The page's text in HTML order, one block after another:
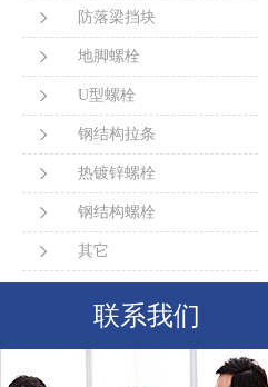
防落梁挡块
地脚螺栓
U型螺栓
钢结构拉条
热镀锌螺栓
钢结构螺栓
其它
联系我们